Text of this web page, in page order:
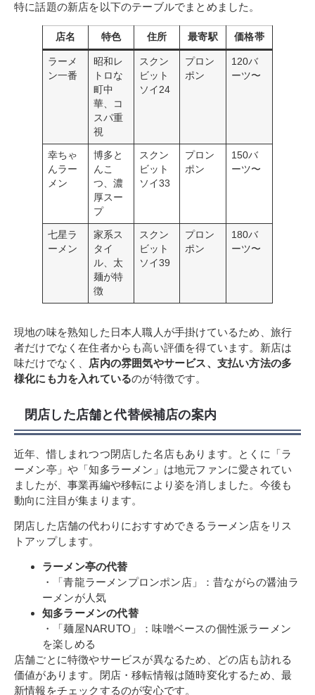
特に話題の新店を以下のテーブルでまとめました。
店名 特色 住所 最寄駅 価格帯
ラーメ
ン一番
昭和レ
トロな
町中
華、コ
スパ重
視
スクン
ビット
ソイ24
プロン
ポン
120バ
ーツ〜
幸ちゃ
んラー
メン
博多と
んこ
つ、濃
厚スー
プ
スクン
ビット
ソイ33
プロン
ポン
150バ
ーツ〜
七星ラ
ーメン
家系ス
タイ
ル、太
麺が特
徴
スクン
ビット
ソイ39
プロン
ポン
180バ
ーツ〜
現地の味を熟知した日本人職人が手掛けているため、旅行
者だけでなく在住者からも高い評価を得ています。新店は
味だけでなく、 店内の雰囲気やサービス、支払い方法の多
様化にも力を入れているのが特徴です。
閉店した店舗と代替候補店の案内
近年、惜しまれつつ閉店した名店もあります。とくに「ラ
ーメン亭」や「知多ラーメン」は地元ファンに愛されてい
ましたが、事業再編や移転により姿を消しました。今後も
動向に注目が集まります。
閉店した店舗の代わりにおすすめできるラーメン店をリス
トアップします。
ラーメン亭の代替
・「青龍ラーメンプロンポン店」：昔ながらの醤油ラ
ーメンが人気
知多ラーメンの代替
・「麺屋NARUTO」：味噌ベースの個性派ラーメン
を楽しめる
店舗ごとに特徴やサービスが異なるため、どの店も訪れる
価値があります。閉店・移転情報は随時変化するため、最
新情報をチェックするのが安心です。